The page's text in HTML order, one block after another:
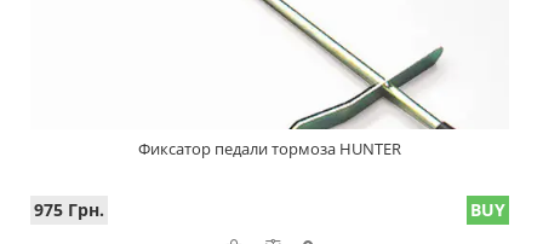
Фиксатор педали тормоза HUNTER
975 Грн. BUY